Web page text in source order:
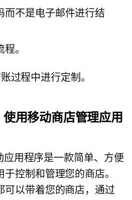
而不是电子邮件进行结
。
过程中进行定制。
用移动商店管理应用
应用程序是一款简单、方便
于控制和管理您的商店。
可以带着您的商店，通过